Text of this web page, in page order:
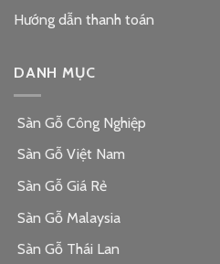
Hướng dẫn thanh toán
DANH MỤC
Sàn Gỗ Công Nghiệp
Sàn Gỗ Việt Nam
Sàn Gỗ Giá Rẻ
Sàn Gỗ Malaysia
Sàn Gỗ Thái Lan